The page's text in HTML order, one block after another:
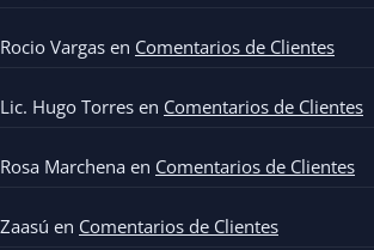
Rocio Vargas en Comentarios de Clientes
Lic. Hugo Torres en Comentarios de Clientes
Rosa Marchena en Comentarios de Clientes
Zaasú en Comentarios de Clientes